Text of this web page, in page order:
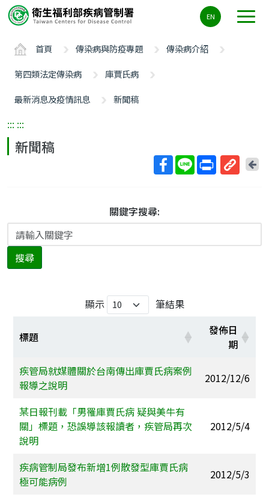
要
ALT+C
EN
首頁 傳染病與防疫專題
傳染病介紹
第四類法定傳染病
庫賈氏病
最新消息及疫情訊息
新聞稿
::: :::
新聞稿
網
回
關鍵字搜尋:
搜尋
顯示 筆結果
標題
發佈日
期
疾管局就媒體關於台南傳出庫賈氏病案例
報導之說明
2012/12/6
某日報刊載「男罹庫賈氏病 疑與美牛有
關」標題，恐誤導該報讀者，疾管局再次
說明
2012/5/4
疾病管制局發布新增1例散發型庫賈氏病
極可能病例
2012/5/3